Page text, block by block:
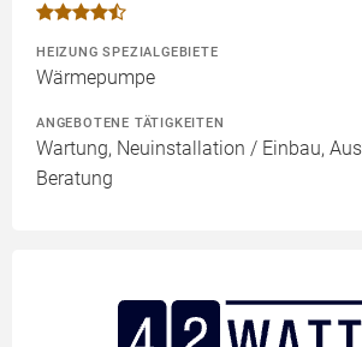
HEIZUNG SPEZIALGEBIETE
Wärmepumpe
ANGEBOTENE TÄTIGKEITEN
Wartung, Neuinstallation / Einbau,
Beratung